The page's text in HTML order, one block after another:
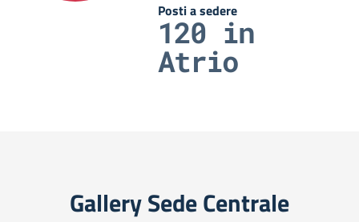
Posti a sedere
120 in
Atrio
Gallery Sede Centrale